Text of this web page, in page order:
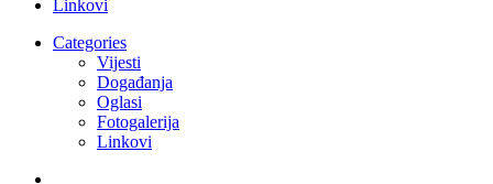
Linkovi
Categories
Vijesti
Događanja
Oglasi
Fotogalerija
Linkovi